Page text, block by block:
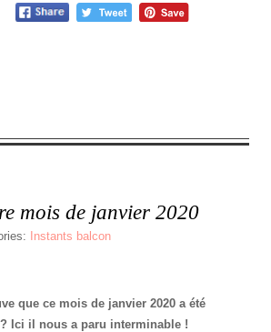
mois de janvier 2020
Instants balcon
que ce mois de janvier 2020 a été
Ici il nous a paru interminable !